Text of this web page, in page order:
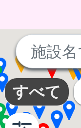
results
found
すべて